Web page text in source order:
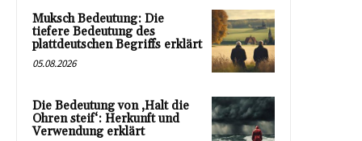
Muksch Bedeutung: Die
tiefere Bedeutung des
plattdeutschen Begriffs erklärt
05.08.2026
Die Bedeutung von ‚Halt die
Ohren steif‘: Herkunft und
Verwendung erklärt